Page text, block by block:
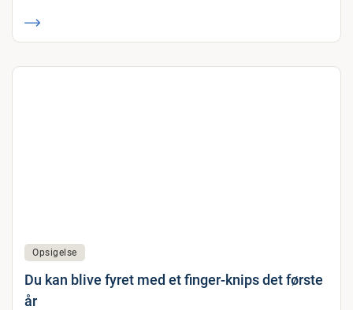
Opsigelse
Du kan blive fyret med et finger-knips det første
år